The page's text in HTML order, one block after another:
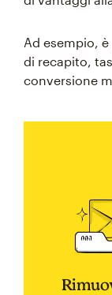
Ad esempio,
di recapito,
conversione